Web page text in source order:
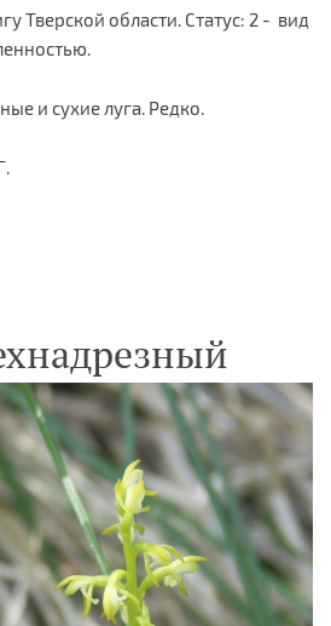
Тверской области. Статус: 2 - вид
и сухие луга. Редко.